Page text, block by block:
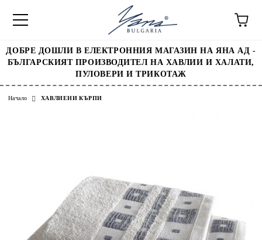
ДОБРЕ ДОШЛИ В ЕЛЕКТРОННИЯ МАГАЗИН НА ЯНА АД -
БЪЛГАРСКИЯТ ПРОИЗВОДИТЕЛ НА ХАВЛИИ И ХАЛАТИ,
ПУЛОВЕРИ И ТРИКОТАЖ
Начало ХАВЛИЕНИ КЪРПИ